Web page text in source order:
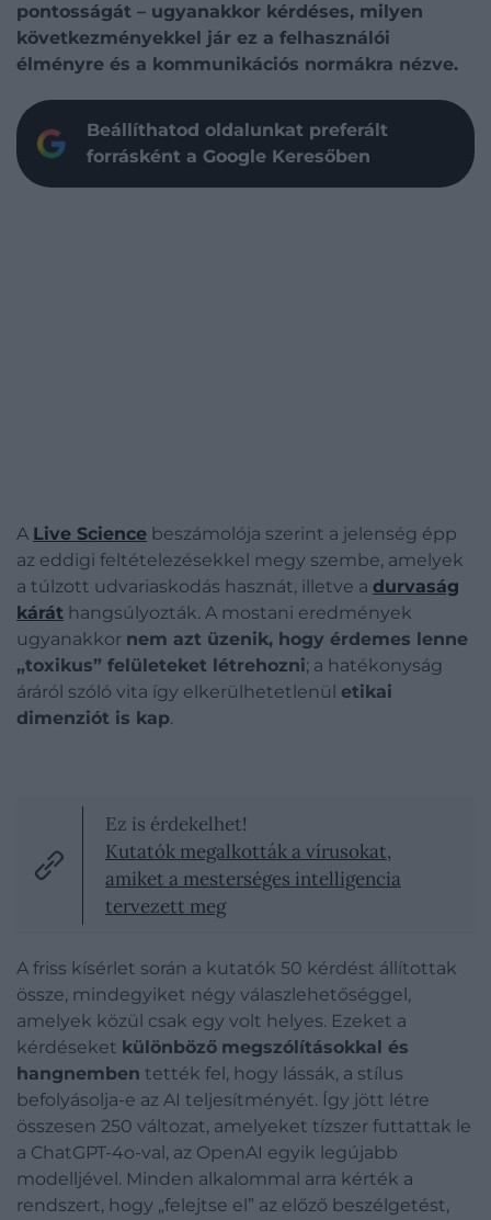
pontosságát – ugyanakkor kérdéses, milyen
következményekkel jár ez a felhasználói
élményre és a kommunikációs normákra nézve.
Beállíthatod oldalunkat preferált
forrásként a Google Keresőben
A Live Science beszámolója szerint a jelenség épp
az eddigi feltételezésekkel megy szembe, amelyek
a túlzott udvariaskodás hasznát, illetve a durvaság
kárát hangsúlyozták. A mostani eredmények
ugyanakkor nem azt üzenik, hogy érdemes lenne
„toxikus” felületeket létrehozni; a hatékonyság
áráról szóló vita így elkerülhetetlenül etikai
dimenziót is kap.
Ez is érdekelhet!
Kutatók megalkották a vírusokat,
amiket a mesterséges intelligencia
tervezett meg
A friss kísérlet során a kutatók 50 kérdést állítottak
össze, mindegyiket négy válaszlehetőséggel,
amelyek közül csak egy volt helyes. Ezeket a
kérdéseket különböző megszólításokkal és
hangnemben tették fel, hogy lássák, a stílus
befolyásolja-e az AI teljesítményét. Így jött létre
összesen 250 változat, amelyeket tízszer futtattak le
a ChatGPT-4o-val, az OpenAI egyik legújabb
modelljével. Minden alkalommal arra kérték a
rendszert, hogy „felejtse el” az előző beszélgetést,